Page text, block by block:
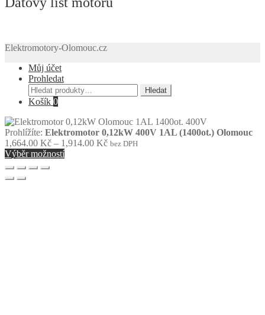
Elektromotory-Olomouc.cz
Můj účet
Prohledat
Hledat:
Hledat
Košík 0
Prohlížíte: Elektromotor 0,12kW 400V 1AL (1400ot.) Olomouc
1,664.00 Kč – 1,914.00 KčRozpětí
bez DPH
Výběr možností